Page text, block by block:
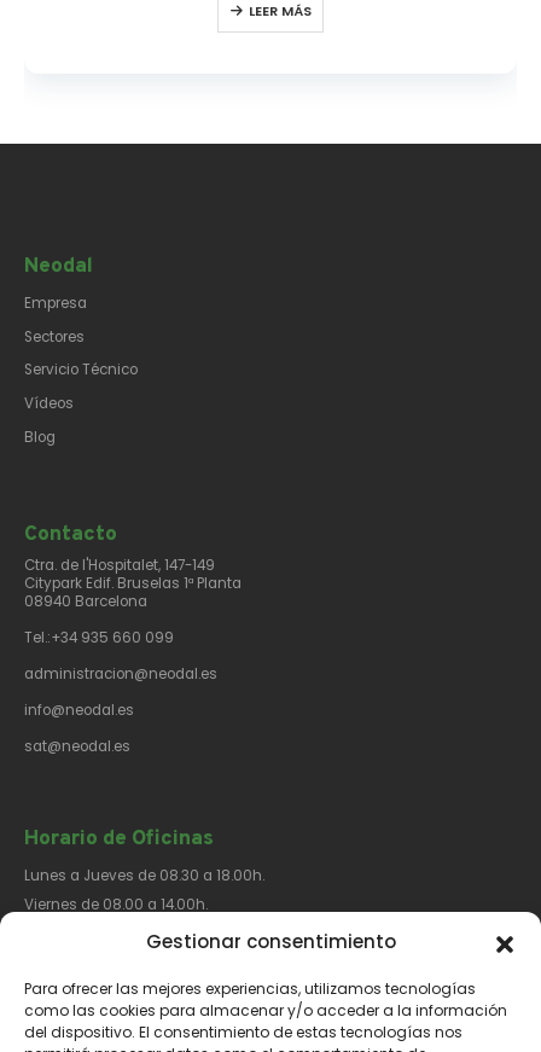
Gestionar consentimiento
Para ofrecer las mejores experiencias, utilizamos tecnologías
como las cookies para almacenar y/o acceder a la información
del dispositivo. El consentimiento de estas tecnologías nos
LEER MÁS
Neodal
Empresa
Sectores
Servicio Técnico
Vídeos
Blog
Contacto​
Ctra. de l'Hospitalet, 147-149
Citypark Edif. Bruselas 1ª Planta
08940 Barcelona
Tel.:+34 935 660 099
administracion@neodal.es
info@neodal.es
sat@neodal.es
Horario de Oficinas
Lunes a Jueves de 08.30 a 18.00h.
Viernes de 08.00 a 14.00h.
Síguenos​